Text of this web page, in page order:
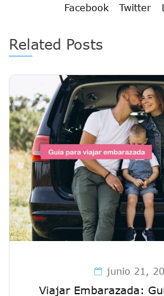
Facebook Twitter
Related Posts
junio 21,
Viajar Embarazada: